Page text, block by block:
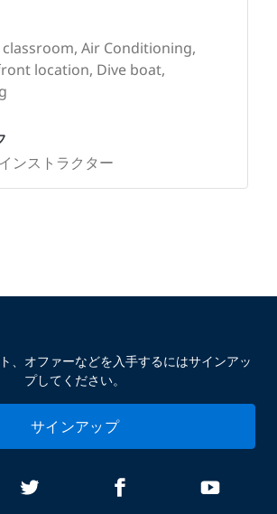
Air Conditioning,
location, Dive boat,
ンストラクター
、オファーなどを入手するにはサインアッ
プしてください。
サインアップ